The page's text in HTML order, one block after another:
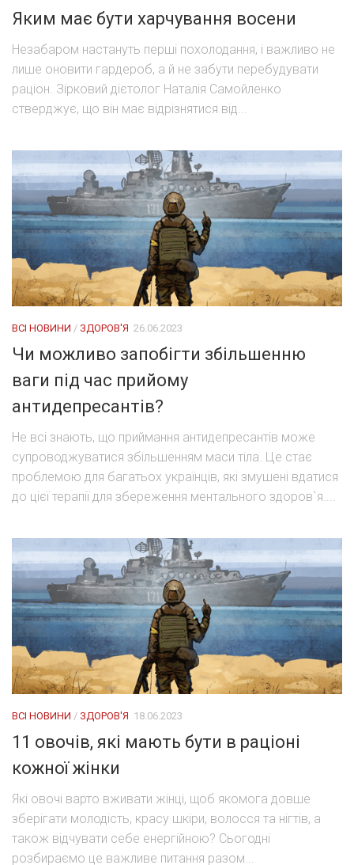
Яким має бути харчування восени
Незабаром настануть перші похолодання, і важливо не
лише оновити гардероб, а й не забути перебудувати
раціон. Зірковий дієтолог Наталія Самойленко
стверджує, що він має відрізнятися від...
ВСІ НОВИНИ / ЗДОРОВ'Я 26.06.2023
Чи можливо запобігти збільшенню
ваги під час прийому
антидепресантів?
Не всі знають, що приймання антидепресантів може
супроводжуватися збільшенням маси тіла. Це стає
проблемою для багатьох українців, які змушені вдатися
до цієї терапії для збереження ментального здоров`я....
ВСІ НОВИНИ / ЗДОРОВ'Я 18.06.2023
11 овочів, які мають бути в раціоні
кожної жінки
Які овочі варто вживати жінці, щоб якомога довше
зберігати молодість, красу шкіри, волосся та нігтів, а
також відчувати себе енергійною? Сьогодні
розбираємо це важливе питання разом...